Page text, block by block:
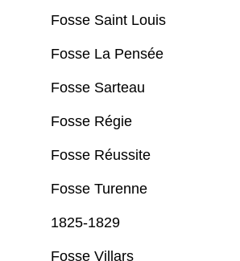
Fosse Saint Louis
Fosse La Pensée
Fosse Sarteau
Fosse Régie
Fosse Réussite
Fosse Turenne
1825-1829
Fosse Villars